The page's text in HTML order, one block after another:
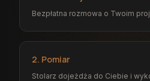
Bezpłatna rozmowa o Twoim
2. Pomiar
Stolarz dojeżdża do Ciebie i